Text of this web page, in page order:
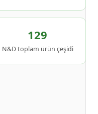
129
N&D toplam ürün çeşidi